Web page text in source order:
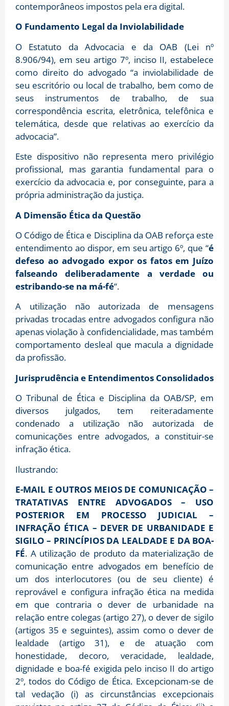
contemporâneos impostos pela era digital.
O Fundamento Legal da Inviolabilidade
O Estatuto da Advocacia e da OAB (Lei nº
8.906/94), em seu artigo 7º, inciso II, estabelece
como direito do advogado “a inviolabilidade de
seu escritório ou local de trabalho, bem como de
seus instrumentos de trabalho, de sua
correspondência escrita, eletrônica, telefônica e
telemática, desde que relativas ao exercício da
advocacia”.
Este dispositivo não representa mero privilégio
profissional, mas garantia fundamental para o
exercício da advocacia e, por conseguinte, para a
própria administração da justiça.
A Dimensão Ética da Questão
O Código de Ética e Disciplina da OAB reforça este
entendimento ao dispor, em seu artigo 6º, que “é
defeso ao advogado expor os fatos em Juízo
falseando deliberadamente a verdade ou
estribando-se na má-fé“.
A utilização não autorizada de mensagens
privadas trocadas entre advogados configura não
apenas violação à confidencialidade, mas também
comportamento desleal que macula a dignidade
da profissão.
Jurisprudência e Entendimentos Consolidados
O Tribunal de Ética e Disciplina da OAB/SP, em
diversos julgados, tem reiteradamente
condenado a utilização não autorizada de
comunicações entre advogados, a constituir-se
infração ética.
Ilustrando:
E-MAIL E OUTROS MEIOS DE COMUNICAÇÃO –
TRATATIVAS ENTRE ADVOGADOS – USO
POSTERIOR EM PROCESSO JUDICIAL –
INFRAÇÃO ÉTICA – DEVER DE URBANIDADE E
SIGILO – PRINCÍPIOS DA LEALDADE E DA BOA-
FÉ. A utilização de produto da materialização de
comunicação entre advogados em benefício de
um dos interlocutores (ou de seu cliente) é
reprovável e configura infração ética na medida
em que contraria o dever de urbanidade na
relação entre colegas (artigo 27), o dever de sigilo
(artigos 35 e seguintes), assim como o dever de
lealdade (artigo 31), e de atuação com
honestidade, decoro, veracidade, lealdade,
dignidade e boa-fé exigida pelo inciso II do artigo
2º, todos do Código de Ética. Excepcionam-se de
tal vedação (i) as circunstâncias excepcionais